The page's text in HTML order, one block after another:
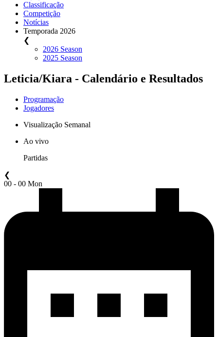
Classificação
Competição
Notícias
Temporada 2026
❮
2026 Season
2025 Season
Leticia/Kiara - Calendário e Resultados
Programação
Jogadores
Visualização Semanal
Ao vivo
Partidas
❮
00 - 00 Mon